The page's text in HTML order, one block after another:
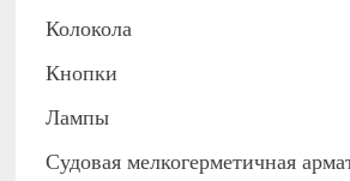
Колокола
Кнопки
Лампы
Судовая мелкогерметичная